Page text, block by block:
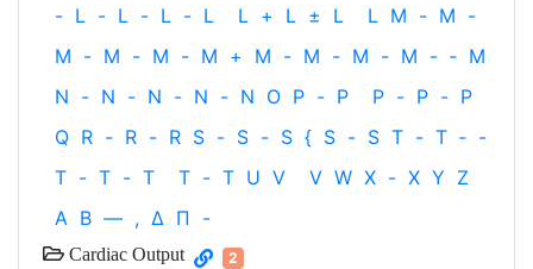
- L - L - L - L L + L ± L L M - M -
M - M - M - M + M - M - M - M - ‐ M
N - N - N - N - N O P - P P - P - P
Q R - R - R S - S - S { S - S T - T ‐ -
T - T - T T - T U V V W X - X Y Z
Α Β — , Δ Π -
Cardiac Output 2